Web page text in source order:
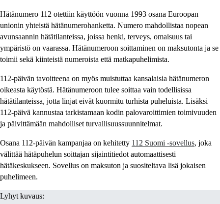
Hätänumero 112 otettiin käyttöön vuonna 1993 osana Euroopan
unionin yhteistä hätänumerohanketta. Numero mahdollistaa nopean
avunsaannin hätätilanteissa, joissa henki, terveys, omaisuus tai
ympäristö on vaarassa. Hätänumeroon soittaminen on maksutonta ja se
toimii sekä kiinteistä numeroista että matkapuhelimista.
112-päivän tavoitteena on myös muistuttaa kansalaisia hätänumeron
oikeasta käytöstä. Hätänumeroon tulee soittaa vain todellisissa
hätätilanteissa, jotta linjat eivät kuormitu turhista puheluista. Lisäksi
112-päivä kannustaa tarkistamaan kodin palovaroittimien toimivuuden
ja päivittämään mahdolliset turvallisuussuunnitelmat.
Osana 112-päivän kampanjaa on kehitetty 112 Suomi -sovellus, joka
välittää hätäpuhelun soittajan sijaintitiedot automaattisesti
hätäkeskukseen. Sovellus on maksuton ja suositeltava lisä jokaisen
puhelimeen.
Lyhyt kuvaus: